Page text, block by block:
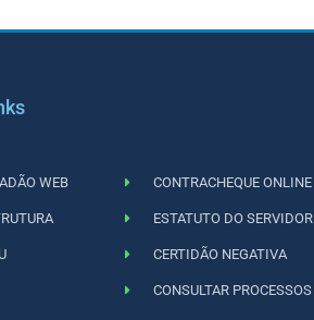
WEB CONTRACHEQUE ONLINE
ESTATUTO DO SERVIDOR
CERTIDÃO NEGATIVA
CONSULTAR PROCESSOS